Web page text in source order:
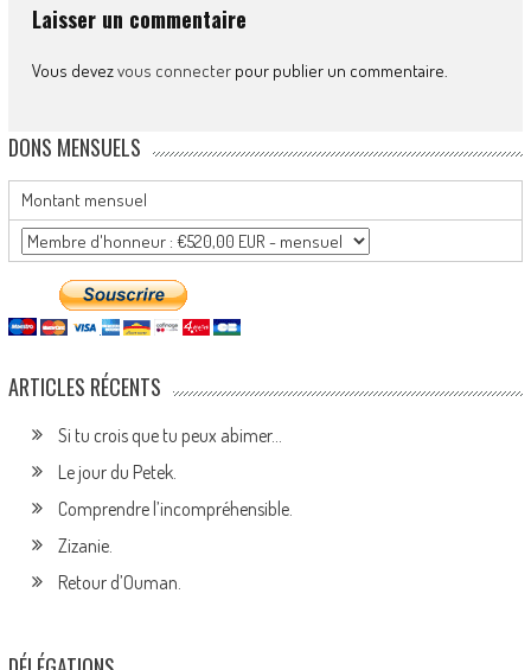
Laisser un commentaire
Vous devezvous connecterpour publier un commentaire.
DONS MENSUELS
Montant mensuel
ARTICLES RÉCENTS
Si tu crois que tu peux abimer…
Le jour du Petek.
Comprendre l’incompréhensible.
Zizanie.
Retour d’Ouman.